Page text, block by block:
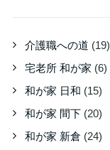
介護職への道 (19)
宅老所 和が家 (6)
和が家 日和 (15)
和が家 間下 (20)
和が家 新倉 (24)